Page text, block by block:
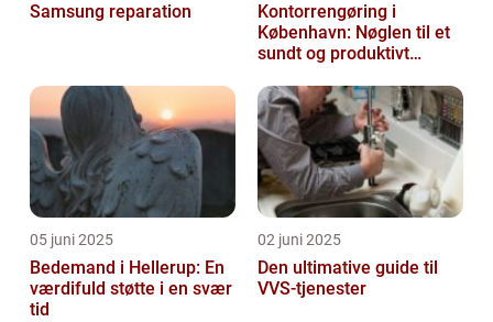
Samsung reparation
Kontorrengøring i
København: Nøglen til et
sundt og produktivt
05 juni 2025
Bedemand i Hellerup: En
værdifuld støtte i en svær
tid
02 juni 2025
Den ultimative guide til
VVS-tjenester